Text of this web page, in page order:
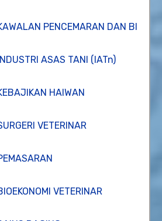
PENCEMARAN DAN
ASAS TANI (IATn)
HAIWAN
VETERINAR
VETERINAR